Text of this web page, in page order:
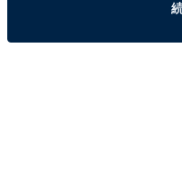
この記事の
いもの部